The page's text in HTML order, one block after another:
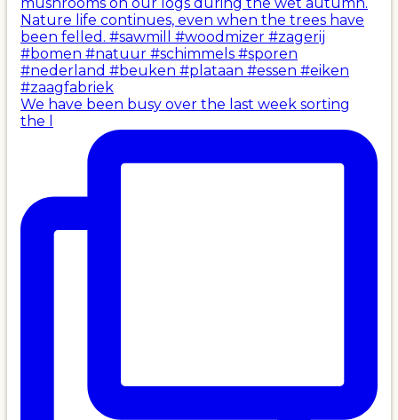
We have been busy over the last week sorting
the l